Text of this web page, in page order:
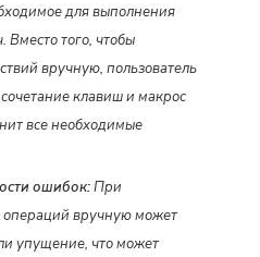
для выполнения
Вместо того, чтобы
вручную, пользователь
клавиш и макрос
все необходимые
ошибок:При
вручную может
упущение, что может